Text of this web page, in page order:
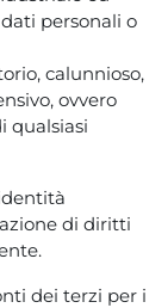
personali o
calunnioso,
ovvero
qualsiasi
di diritti
dei terzi per i